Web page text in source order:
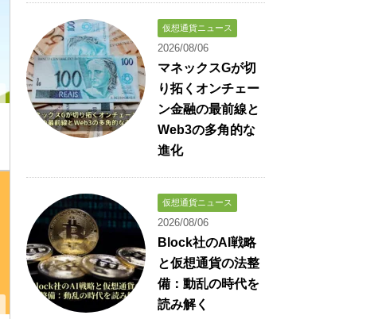
仮想通貨ニュース
2026/08/06
マネックスGが切
り拓くオンチェー
ン金融の最前線と
Web3の多角的な
進化
仮想通貨ニュース
2026/08/06
Block社のAI戦略
と仮想通貨の法整
備：動乱の時代を
読み解く